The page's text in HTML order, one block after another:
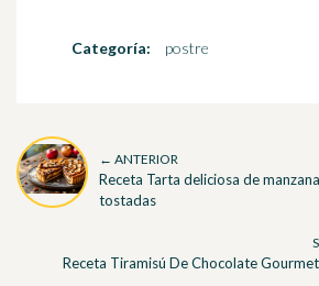
Categoría: postre
← ANTERIOR
Receta Tarta deliciosa de
tostadas
Receta Tiramisú De Chocolate